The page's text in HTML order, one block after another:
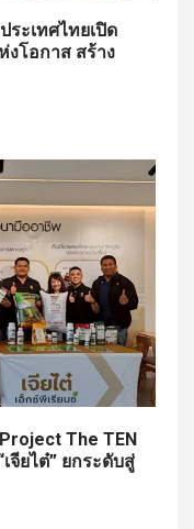
ะเทศไทยเปิด
งโอกาส สร้าง
The TEN
จียไต๋” ยกระดับสู่